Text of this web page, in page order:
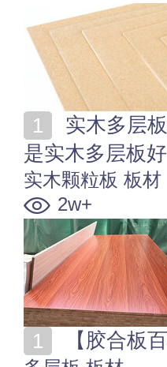
是实木多层板好
实木颗粒板 板材
2w+
【胶合板